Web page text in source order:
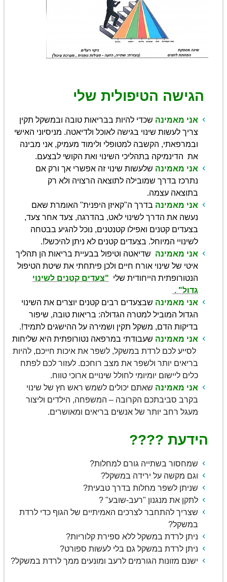
הגישה הטיפולית שלי
אני מאמינה שכדי להיות בבריאות טובה ובמשקל תקין
צריך לעשות שינוי בגישה לאוכל ולדיאטה. מניסיוני האישי
ובמרפאתי, הקשבה למטופלי ולימוד מעמיק, אני מבינה
את הדינמיקה בתהליכי השינוי ואת הקושי לבצעם.
אני מאמינה שלעשות שינוי זה אפשרי אך ורק אם
נתרכז בדרך שמובילה לתוצאה הרצויה ולא רק
בתוצאה עצמה.
אני מאמינה בדרך ה"קאיזן היפנית" האומרת שאם
נעשה את הדרך לשינוי לאט, בהדרגה, צעד אחר צעד,
בצעדים קטנים ואפילו קטנטנים, נוכל להגיע בבטחה
לשינויי המיוחל. בצעדים קטנים לא ניתן להיכשל!.
אני מאמינה שדיאטה וטיפול בבעיית בריאות הן תהליך
איטי של שינוי אורח חיים ולכן פיתחתי את שיטת הטיפול
הנטורופתית הייחודית שלי "צעדים קטנים לשינוי
גדול" .
אני מאמינה שבצעדים רבים קטנים יוצרים את השינוי
הגדול המוביל למטרה הגדולה: בריאות טובה, שיפור
בדיקות הדם, משקל תקין ושמירה על ההישגים לתמיד!.
אני מאמינה שעבודתי במרפאה נטורופתית היא שליחות
לסייע לכם לרדת במשקל, לשפר את איכות חייכם, להיות
בריאים יותר ולשפר את מצב רוחכם. לעזור לכם לפתח
כלים ליישום יומיומי לחולל שינויים ארוכי טווח.
אני מאמינה שאתם יכולים לשמש ראש חץ של שינוי
בקרב סביבתכם הקרובה – המשפחה, הילדים וליצור
מעגל רחב יותר של אנשים בריאים ומאושרים.
הידעת ????
שמחסור בשתייה גורם למחלות?
וגם מקשה על ירידה במשקל?
שניתן לשפר מחלות בדרך טבעית?
לתקן את מנגנון "רעב-שובע" ?
שצריך להתחבר לצרכים האמיתיים של הגוף כדי לרדת
במשקל?
ניתן לרדת במשקל ללא ספירת קלוריות?
ניתן לרדת במשקל גם בלי לעשות ספורט?
ישנם מזונות הגורמים לרעב ומונעים ממך לרדת במשקל?